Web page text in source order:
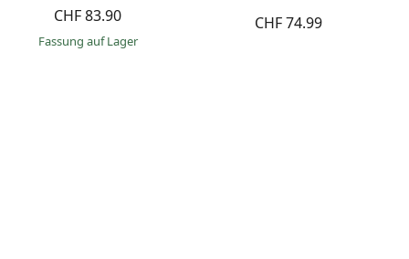
CHF 83.90
Fassung auf Lager
CHF 74.99